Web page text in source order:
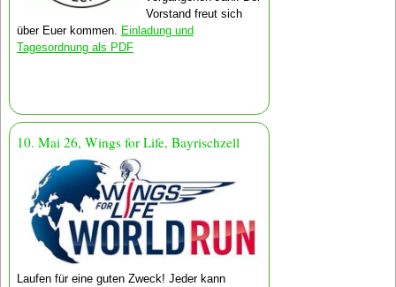
Vorstand freut sich
über Euer kommen. Einladung und
Tagesordnung als PDF
10. Mai 26, Wings for Life, Bayrischzell
Laufen für eine guten Zweck! Jeder kann